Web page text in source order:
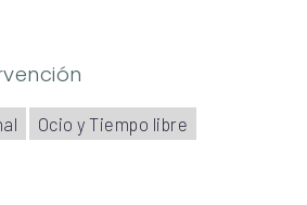
Ocio y Tiempo libre